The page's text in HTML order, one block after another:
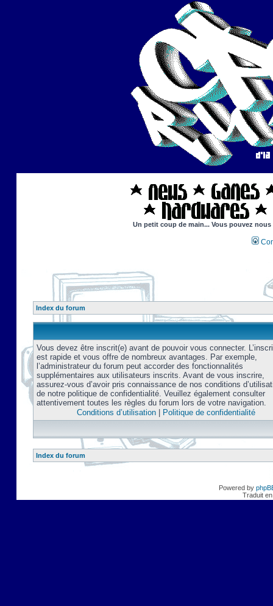
Un petit coup de main... Vous pouvez
Index du forum
Vous devez être inscrit(e) avant de pouvoir vous connecter.
est rapide et vous offre de nombreux avantages. Par exemple,
l’administrateur du forum peut accorder des fonctionnalités
supplémentaires aux utilisateurs inscrits. Avant de vous inscrire,
assurez-vous d’avoir pris connaissance de nos conditions
de notre politique de confidentialité. Veuillez également consulter
attentivement toutes les règles du forum lors de votre navigation.
Conditions d’utilisation| Politique de confidentialité
Index du forum
Powered by
Traduit